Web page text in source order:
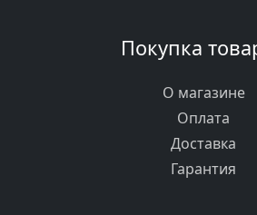
Покупка
О магазине
Оплата
Доставка
Гарантия